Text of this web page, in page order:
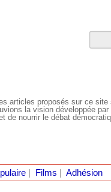
articles proposés sur ce
la vision développée par
de nourrir le débat
| Films Adhésion